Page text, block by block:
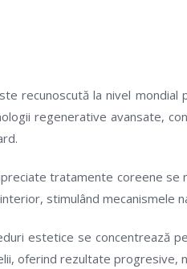
recunoscută la nivel
regenerative avansate,
tratamente coreene se
stimulând mecanismele
estetice se concentrează
oferind rezultate progresive,